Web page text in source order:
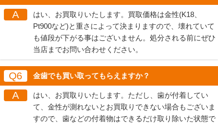
A
はい、お買取りいたします。買取価格は金性(K18、
Pt900など)と重さによって決まりますので、壊れていて
も値段が下がる事はございません。処分される前にぜひ
当店までお問い合わせください。
Q6 金歯でも買い取ってもらえますか？
A
はい、お買取りいたします。ただし、歯が付着してい
て、金性が測れないとお買取りできない場合もございま
すので、歯などの付着物はできるだけ取り除いた状態で